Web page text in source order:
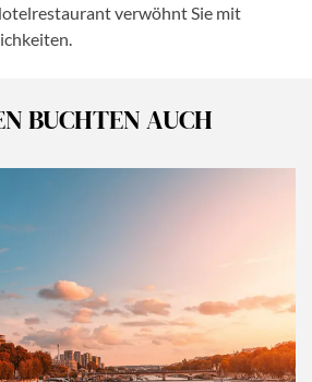
verwöhnt Sie mit
BUCHTEN AUCH